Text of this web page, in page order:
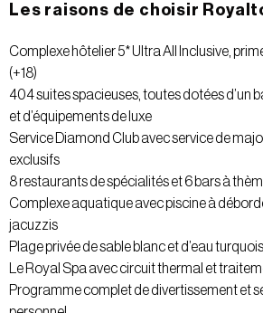
Les raisons de choisir
Complexe hôtelier 5* Ultra All Inclusive,
(+18)
404 suites spacieuses, toutes dotées d’un
et d’équipements de luxe
Service Diamond Club avec service de
exclusifs
8 restaurants de spécialités et 6 bars à
Complexe aquatique avec piscine à
jacuzzis
Plage privée de sable blanc et d’eau
Le Royal Spa avec circuit thermal et
Programme complet de divertissement et